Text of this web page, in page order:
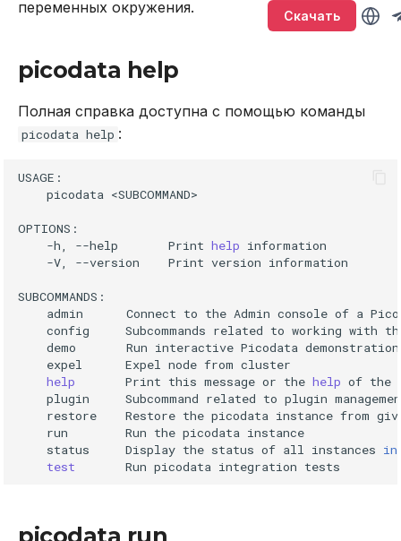
Скачать
т
ь
л
и
Версионирование
DBeaver
Работа в веб-интерфейсе
--failure-domain
--http-listen
--instance-dir
--instance-name
--iproto-advertise
--iproto-listen
--log
--log-level
--memtx-max-tuple-size
Именование объектов
запросы
Совместимость с ANSI
Команды
BACKUP
CREATE INDEX
CREATE ROLE
CREATE USER
DELETE
DROP INDEX
DROP PLUGIN
Использование
Функции и выражения
LOWER
SUBSTRING
Агрегатные функции
функции
Функции даты и
Системные функции
Sirin
Файберы, потоки и
переменных окружения.
picodata help
Полная справка доступна с помощью команды
picodata help :
picodata <SUBCOMMAND>
-h,
--help Print help
-V,
--version Print version information
admin
Connect to the Admin console of a
config
Subcommands related to working with
demo
Run interactive Picodata demonstration
expel
Expel node from
help
Print this message or the help of the
plugin
Subcommand related to plugin
restore
Restore the picodata instance from
run
Run the picodata
status
Display the status of all instances in
test
Run picodata integration
picodata run